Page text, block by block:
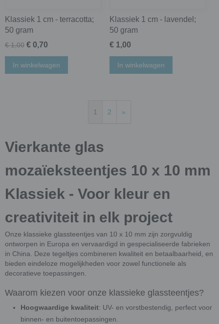
Klassiek 1 cm - terracotta;
50 gram
€ 1,00 € 0,70
In winkelwagen
Klassiek 1 cm - lavendel;
50 gram
€ 1,00
In winkelwagen
1 2 »
Vierkante glas
mozaïeksteentjes 10 x 10 mm
Klassiek - Voor kleur en
creativiteit in elk project
Onze klassieke glassteentjes van 10 x 10 mm zijn zorgvuldig
ontworpen in Europa en vervaardigd in gespecialiseerde fabrieken
in China. Deze tegeltjes combineren kwaliteit en betaalbaarheid, en
bieden eindeloze mogelijkheden voor zowel functionele als
decoratieve toepassingen.
Waarom kiezen voor onze klassieke glassteentjes?
Hoogwaardige kwaliteit: UV- en vorstbestendig, perfect voor
binnen- en buitentoepassingen.